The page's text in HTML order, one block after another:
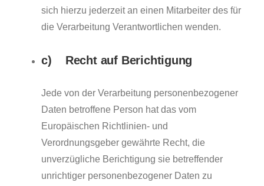
sich hierzu jederzeit an einen Mitarbeiter des für
die Verarbeitung Verantwortlichen wenden.
c) Recht auf Berichtigung
Jede von der Verarbeitung personenbezogener
Daten betroffene Person hat das vom
Europäischen Richtlinien- und
Verordnungsgeber gewährte Recht, die
unverzügliche Berichtigung sie betreffender
unrichtiger personenbezogener Daten zu